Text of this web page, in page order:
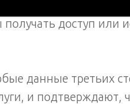
доступ или
данные третьих
и подтверждают,